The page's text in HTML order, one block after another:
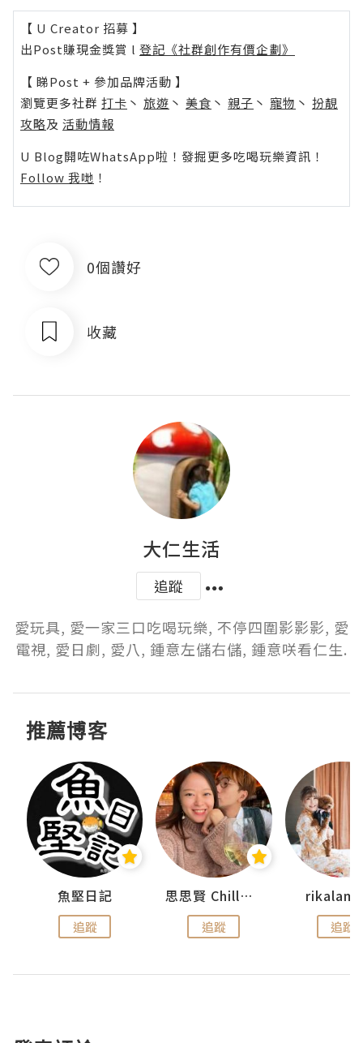
【 U Creator 招募 】
出Post賺現金獎賞 l 登記《社群創作有價企劃》
【 睇Post + 參加品牌活動 】
瀏覽更多社群 打卡 丶 旅遊 丶 美食 丶 親子 丶 寵物 丶 扮靚
攻略及 活動情報
U Blog開咗WhatsApp啦！發掘更多吃喝玩樂資訊！
Follow 我哋 ！
0個讚好
收藏
大仁生活
追蹤
愛玩具, 愛一家三口吃喝玩樂, 不停四圍影影影, 愛
電視, 愛日劇, 愛八, 鍾意左儲右儲, 鍾意咲看仁生.
推薦博客
魚堅日記
追蹤
思思賢 ChillMyBabe
追蹤 追蹤